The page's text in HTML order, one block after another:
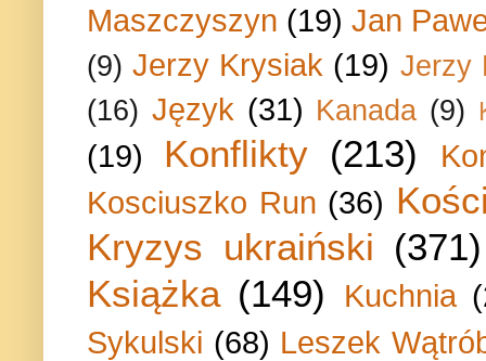
Maszczyszyn (19) Jan
(9) Jerzy Krysiak (19) Jerzy
(16) Język (31) Kanada (9)
(19) Konflikty (213)
Kosciuszko Run (36)
Kryzys ukraiński (371)
Książka (149) Kuchnia
Sykulski (68) Leszek